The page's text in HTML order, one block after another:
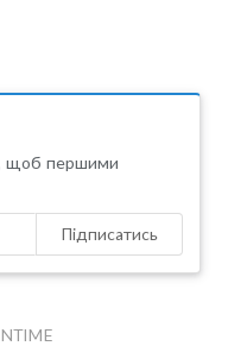
щоб першими
Підписатись